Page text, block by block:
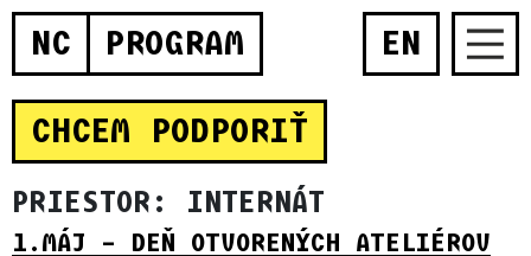
NC PROGRAM EN
CHCEM PODPORIŤ
PRIESTOR: INTERNÁT
1.MÁJ – DEŇ OTVORENÝCH ATELIÉROV